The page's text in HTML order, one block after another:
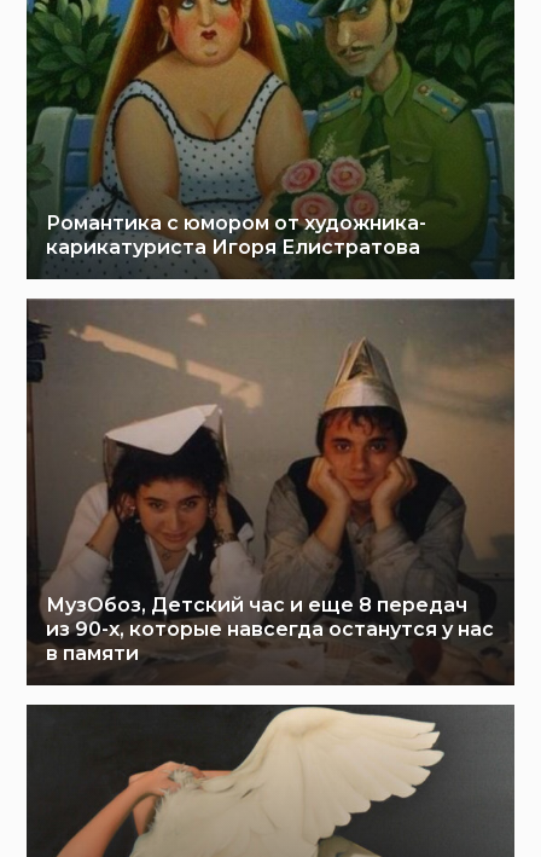
Романтика с юмором от художника-
карикатуриста Игоря Елистратова
МузОбоз, Детский час и еще 8 передач
из 90-х, которые навсегда останутся у нас
в памяти